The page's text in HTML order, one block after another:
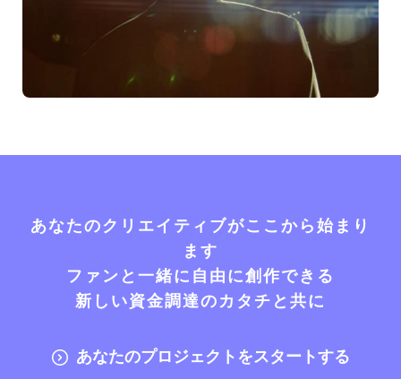
あなたのクリエイティブがここから始まり
ます
ファンと一緒に自由に創作できる
新しい資金調達のカタチと共に
あなたのプロジェクトをスタートする